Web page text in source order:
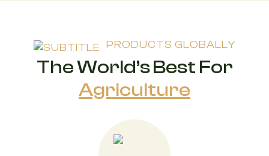
PRODUCTS GLOBALLY
The World’s Best For
Agriculture